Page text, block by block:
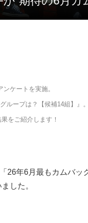
ケートを実施。
ループは？【候補14組】』。
をご紹介します！
26年6月最もカムバッ
した。